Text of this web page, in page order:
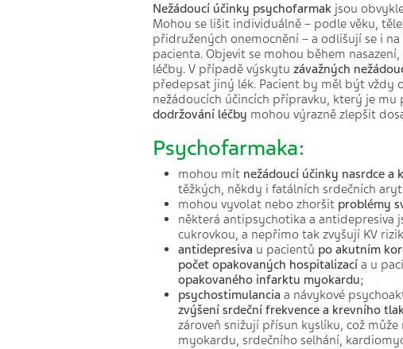
Nežádoucí účinky psychofarmak jsou
Mohou se lišit individuálně – podle věku,
přidružených onemocnění – a odlišují se i
pacienta. Objevit se mohou během
léčby. V případě výskytu závažných
předepsat jiný lék. Pacient by měl být vždy
nežádoucích účincích přípravku, který je mu
dodržování léčby mohou výrazně zlepšit
Psychofarmaka:
mohou mít nežádoucí účinky nasrdce a
těžkých, někdy i fatálních srdečních
mohou vyvolat nebo zhoršit problémy s
některá antipsychotika a antidepresiva
cukrovkou, a nepřímo tak zvyšují KV
antidepresiva u pacientů po akutním
počet opakovaných hospitalizací a u
opakovaného infarktu myokardu;
psychostimulancia a návykové
zvýšení srdeční frekvence a krevního
zároveň snižují přísun kyslíku, což
myokardu, srdečního selhání,